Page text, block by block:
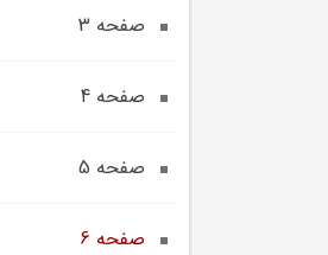
صفحه 3
صفحه 4
صفحه 5
صفحه 6